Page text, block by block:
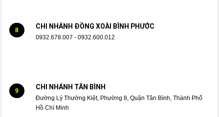
8 CHI NHÁNH ĐỒNG XOÀI BÌNH PHƯỚC
0932.678.007 - 0932.600.012
9 CHI NHÁNH TÂN BÌNH
Đường Lý Thường Kiệt, Phường 8, Quận Tân Bình, Thành Phố
Hồ Chí Minh